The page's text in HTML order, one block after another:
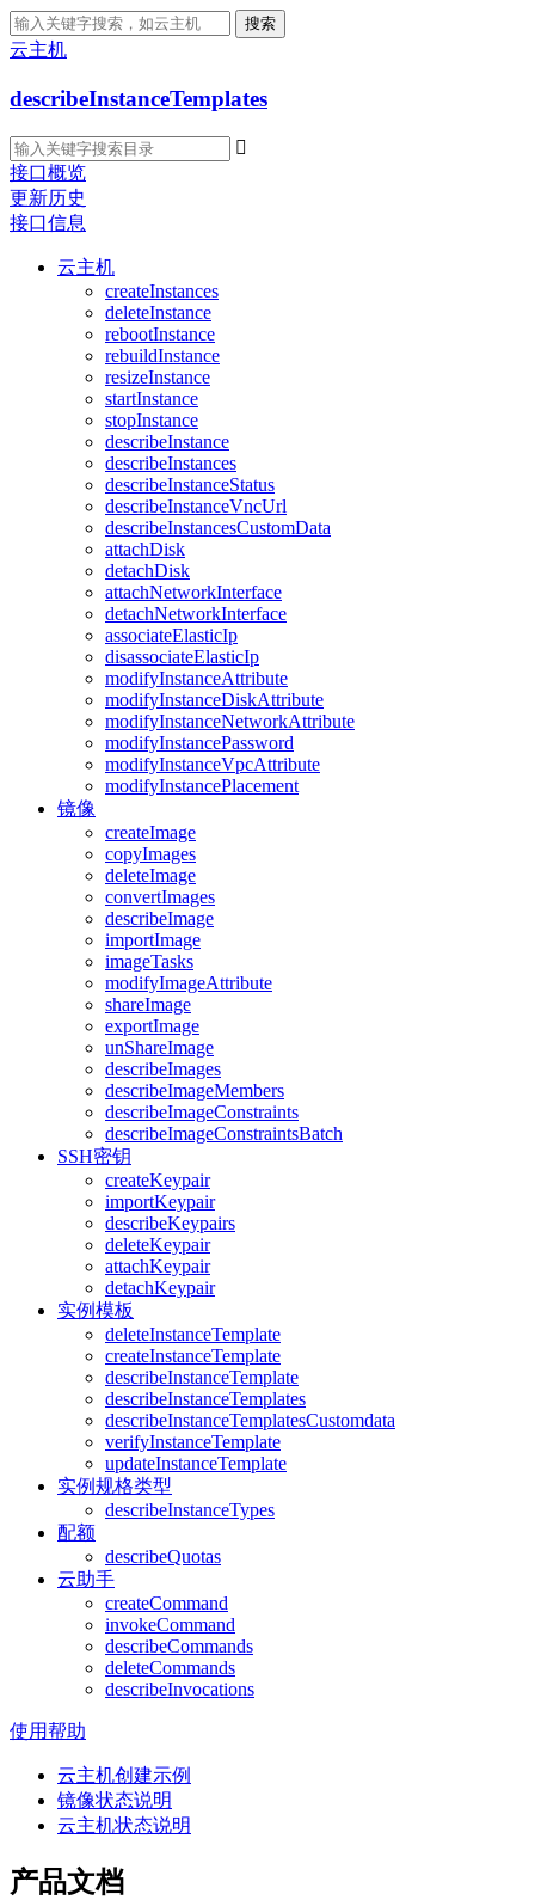
搜索
云主机
describeInstanceTemplates

接口概览
更新历史
接口信息
云主机
createInstances
deleteInstance
rebootInstance
rebuildInstance
resizeInstance
startInstance
stopInstance
describeInstance
describeInstances
describeInstanceStatus
describeInstanceVncUrl
describeInstancesCustomData
attachDisk
detachDisk
attachNetworkInterface
detachNetworkInterface
associateElasticIp
disassociateElasticIp
modifyInstanceAttribute
modifyInstanceDiskAttribute
modifyInstanceNetworkAttribute
modifyInstancePassword
modifyInstanceVpcAttribute
modifyInstancePlacement
镜像
createImage
copyImages
deleteImage
convertImages
describeImage
importImage
imageTasks
modifyImageAttribute
shareImage
exportImage
unShareImage
describeImages
describeImageMembers
describeImageConstraints
describeImageConstraintsBatch
SSH密钥
createKeypair
importKeypair
describeKeypairs
deleteKeypair
attachKeypair
detachKeypair
实例模板
deleteInstanceTemplate
createInstanceTemplate
describeInstanceTemplate
describeInstanceTemplates
describeInstanceTemplatesCustomdata
verifyInstanceTemplate
updateInstanceTemplate
实例规格类型
describeInstanceTypes
配额
describeQuotas
云助手
createCommand
invokeCommand
describeCommands
deleteCommands
describeInvocations
使用帮助
云主机创建示例
镜像状态说明
云主机状态说明
产品文档